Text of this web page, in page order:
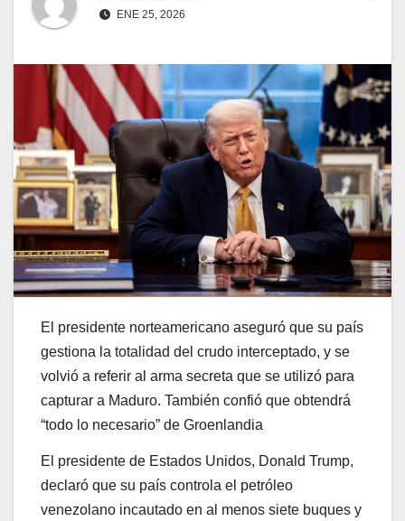
ENE 25, 2026
El presidente norteamericano aseguró que su país
gestiona la totalidad del crudo interceptado, y se
volvió a referir al arma secreta que se utilizó para
capturar a Maduro. También confió que obtendrá
“todo lo necesario” de Groenlandia
El presidente de Estados Unidos, Donald Trump,
declaró que su país controla el petróleo
venezolano incautado en al menos siete buques y